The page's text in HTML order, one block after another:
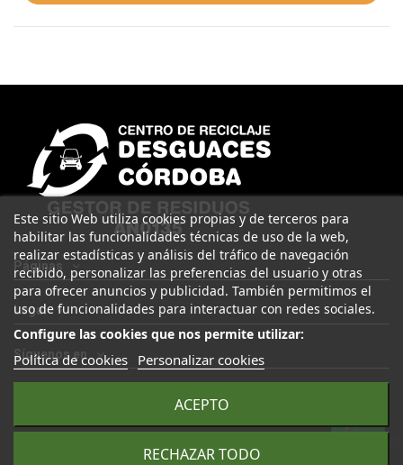
Páginas
Legal
Este sitio Web utiliza cookies propias y de terceros para
habilitar las funcionalidades técnicas de uso de la web,
realizar estadísticas y análisis del tráfico de navegación
recibido, personalizar las preferencias del usuario y otras
para ofrecer anuncios y publicidad. También permitimos el
uso de funcionalidades para interactuar con redes sociales.
Configure las cookies que nos permite utilizar:
Política de cookies Personalizar cookies
RECHAZAR TODO
ACEPTO
Síguenos en
© 2025 Desguaces Córdoba. Todos los derechos reservados |
Desarrollado por Seintosoft